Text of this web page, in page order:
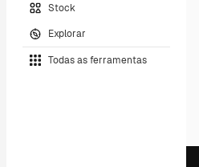
Stock
Explorar
Todas as ferramentas